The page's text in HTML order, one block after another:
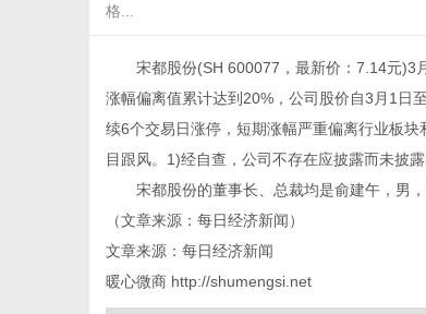
格...
宋都股份(SH 600077，最新价：7.14元)3月
涨幅偏离值累计达到20%，公司股价自3月1日
续6个交易日涨停，短期涨幅严重偏离行业板
目跟风。1)经自查，公司不存在应披露而未披
宋都股份的董事长、总裁均是俞建午，男，
（文章来源：每日经济新闻）
文章来源：每日经济新闻
暖心微商 http://shumengsi.net